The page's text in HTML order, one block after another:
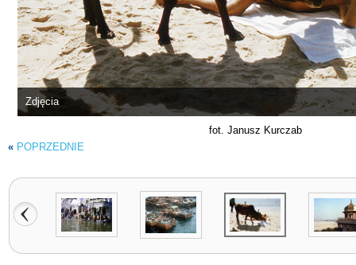
Zdjęcia
fot. Janusz Kurczab
« POPRZEDNIE